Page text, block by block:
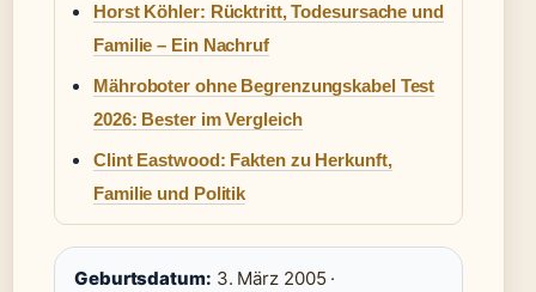
Horst Köhler: Rücktritt, Todesursache und
Familie – Ein Nachruf
Mähroboter ohne Begrenzungskabel Test
2026: Bester im Vergleich
Clint Eastwood: Fakten zu Herkunft,
Familie und Politik
Geburtsdatum: 3. März 2005 ·